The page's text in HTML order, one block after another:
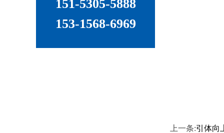
151-5305-5888
153-1568-6969
上一条:引体向